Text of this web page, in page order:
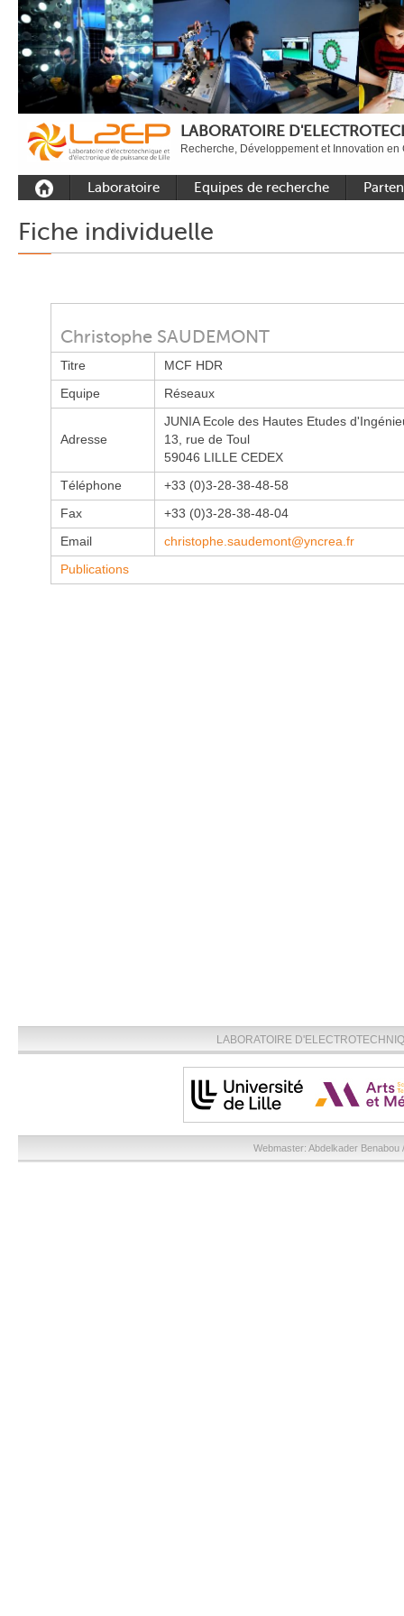
LABORATOIRE
Recherche, Développement et Innovation en
Laboratoire
Outils et moyens
Recrutement
Publications
Carbon Care
Equipes de recherche
Equipe Electronique de
Méthodes Numériques
Equipe Réseaux
Fiche individuelle
Christophe SAUDEMONT
Titre MCF HDR
Equipe Réseaux
Adresse
JUNIA Ecole des Hautes Etudes
13, rue de Toul
59046 LILLE CEDEX
Téléphone +33 (0)3-28-38-48-58
Fax +33 (0)3-28-38-48-04
Email christophe.saudemont@yncrea.fr
Publications
LABORATOIRE
Webmaster: Abdelkader Benabou